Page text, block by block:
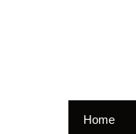
Home